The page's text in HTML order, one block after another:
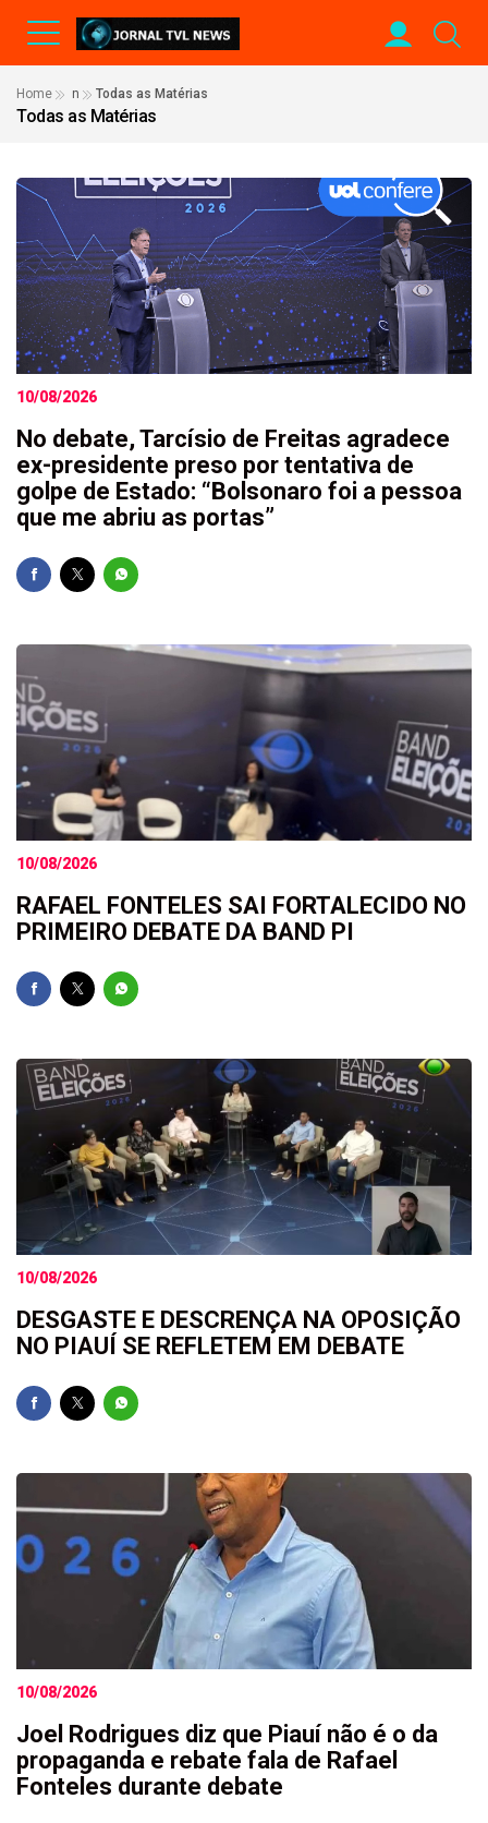
Home n Todas as Matérias
Todas as Matérias
10/08/2026
No debate, Tarcísio de Freitas agradece
ex-presidente preso por tentativa de
golpe de Estado: “Bolsonaro foi a pessoa
que me abriu as portas”
10/08/2026
RAFAEL FONTELES SAI FORTALECIDO NO
PRIMEIRO DEBATE DA BAND PI
10/08/2026
DESGASTE E DESCRENÇA NA OPOSIÇÃO
NO PIAUÍ SE REFLETEM EM DEBATE
10/08/2026
Joel Rodrigues diz que Piauí não é o da
propaganda e rebate fala de Rafael
Fonteles durante debate